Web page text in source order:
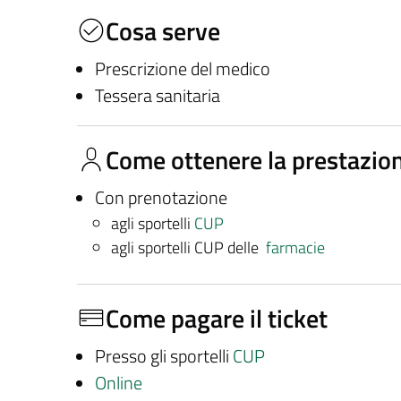
Cosa serve
Prescrizione del medico
Tessera sanitaria
Come ottenere la
Con prenotazione
agli sportelli CUP
agli sportelli CUP delle farmacie
Come pagare il ticket
Presso gli sportelli CUP
Online